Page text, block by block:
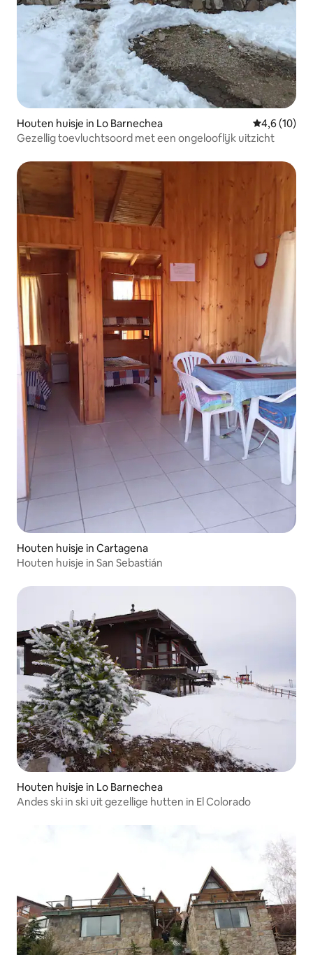
Houten huisje in Lo Barnechea
4,6 (10)
Gezellig toevluchtsoord met een ongelooflijk uitzicht
Houten huisje in Cartagena
Houten huisje in San Sebastián
Houten huisje in Lo Barnechea
Andes ski in ski uit gezellige hutten in El Colorado